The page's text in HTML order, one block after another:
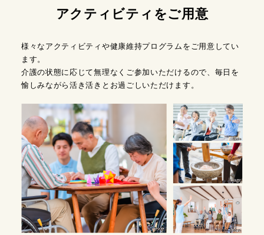
アクティビティをご用意
様々なアクティビティや健康維持プログラムをご用意してい
ます。
介護の状態に応じて無理なくご参加いただけるので、毎日を
愉しみながら活き活きとお過ごしいただけます。